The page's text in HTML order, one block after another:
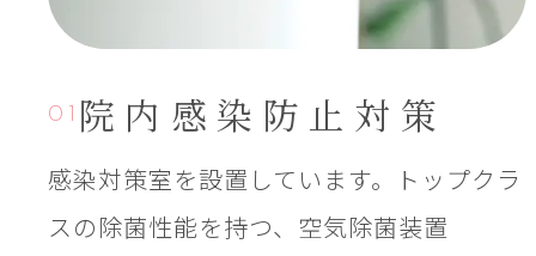
01 院内感染 防止対策
感染対策室を設置しています。トップクラ
スの除菌性能を持つ、空気除菌装置